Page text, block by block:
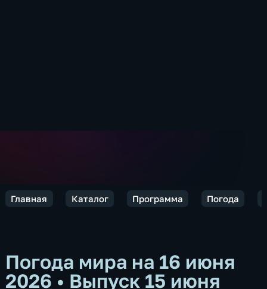
Главная Каталог Программа Погода
Погода мира на 16 июня
2026 • Выпуск 15 июня